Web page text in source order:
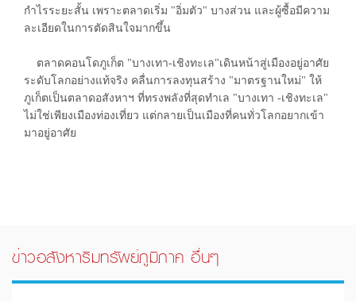
กำไรระยะสั้น เพราะตลาดเริ่ม "อิ่มตัว" บางส่วน และผู้ซื้อมีความ
ละเอียดในการตัดสินใจมากขึ้น
ตลาดคอนโดภูเก็ต "บางเทา-เชิงทะเล"เดินหน้าสู่เมืองอยู่อาศัย
ระดับโลกอย่างแท้จริง คลื่นการลงทุนสร้าง "มาตรฐานใหม่" ให้
ภูเก็ตเป็นตลาดอสังหาฯ ที่ทรงพลังที่สุดทำเล "บางเทา -เชิงทะเล"
ไม่ใช่เพียงเมืองท่องเที่ยว แต่กลายเป็นเมืองที่คนทั่วโลกอยากเข้า
มาอยู่อาศัย
ข่าวอสังหาริมทรัพย์ภูมิภาค อื่นๆ